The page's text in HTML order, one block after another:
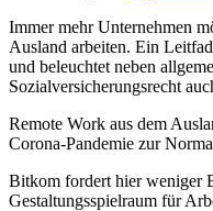
Immer mehr Unternehmen
Ausland arbeiten. Ein
und beleuchtet neben
Sozialversicherungsrecht
Remote Work aus dem
Corona-Pandemie zur
Bitkom fordert hier weniger
Gestaltungsspielraum für